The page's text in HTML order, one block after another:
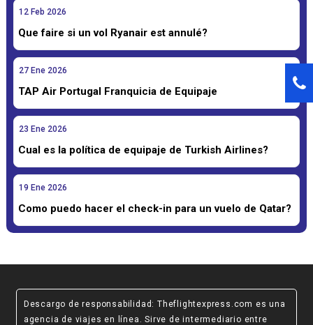
12 Feb 2026
Que faire si un vol Ryanair est annulé?
27 Ene 2026
TAP Air Portugal Franquicia de Equipaje
23 Ene 2026
Cual es la política de equipaje de Turkish Airlines?
19 Ene 2026
Como puedo hacer el check-in para un vuelo de Qatar?
Descargo de responsabilidad : Theflightexpress.com es una
agencia de viajes en línea. Sirve de intermediario entre